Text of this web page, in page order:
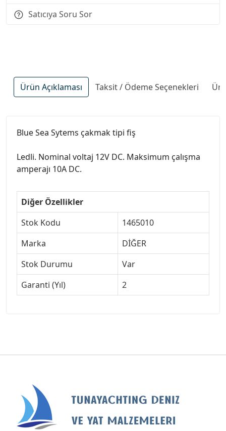
Satıcıya Soru Sor
Ürün Açıklaması Taksit / Ödeme Seçenekleri
Blue Sea Sytems çakmak tipi fiş
Ledli. Nominal voltaj 12V DC. Maksimum çalışma
amperajı 10A DC.
Diğer Özellikler
Stok Kodu
1465010
Marka
DİĞER
Stok Durumu
Var
Garanti (Yıl)
2